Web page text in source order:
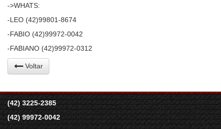
->WHATS:
-LEO (42)99801-8674
-FABIO (42)99972-0042
-FABIANO (42)99972-0312
Voltar
(42) 3225-2385
(42) 99972-0042